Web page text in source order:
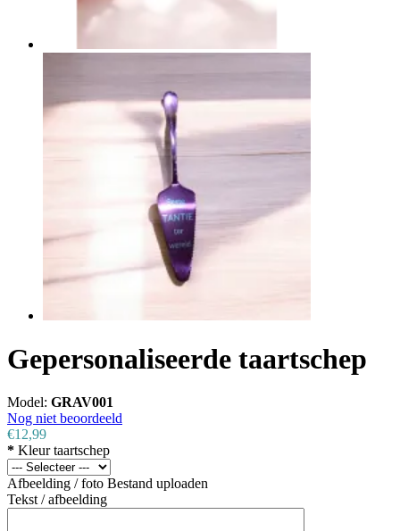
Gepersonaliseerde taartschep
Model: GRAV001
Nog niet beoordeeld
€12,99
* Kleur taartschep
Afbeelding / foto Bestand uploaden
Tekst / afbeelding